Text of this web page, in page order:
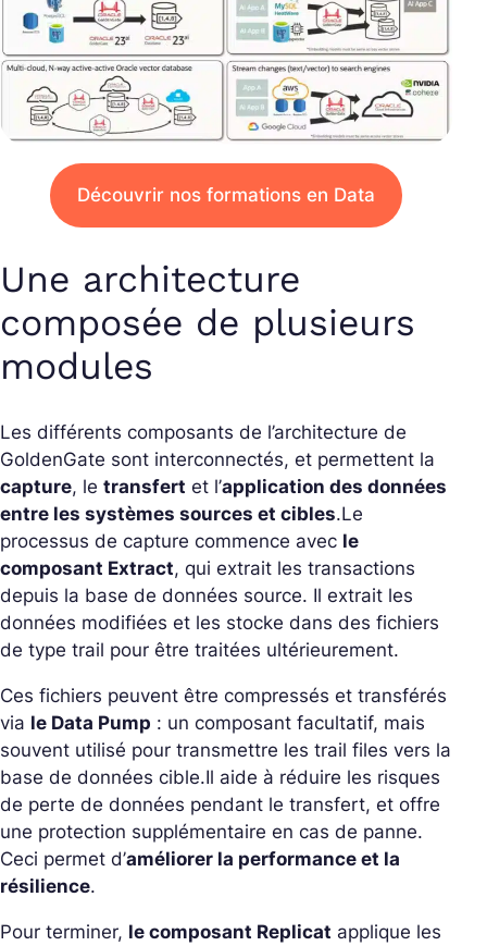
Découvrir nos formations en Data
Une architecture
composée de plusieurs
modules
Les différents composants de l’architecture de
GoldenGate sont interconnectés, et permettent la
capture, le transfert et l’application des données
entre les systèmes sources et cibles.Le
processus de capture commence avec le
composant Extract, qui extrait les transactions
depuis la base de données source. Il extrait les
données modifiées et les stocke dans des fichiers
de type trail pour être traitées ultérieurement.
Ces fichiers peuvent être compressés et transférés
via le Data Pump : un composant facultatif, mais
souvent utilisé pour transmettre les trail files vers la
base de données cible.Il aide à réduire les risques
de perte de données pendant le transfert, et offre
une protection supplémentaire en cas de panne.
Ceci permet d’améliorer la performance et la
résilience.
Pour terminer, le composant Replicat applique les